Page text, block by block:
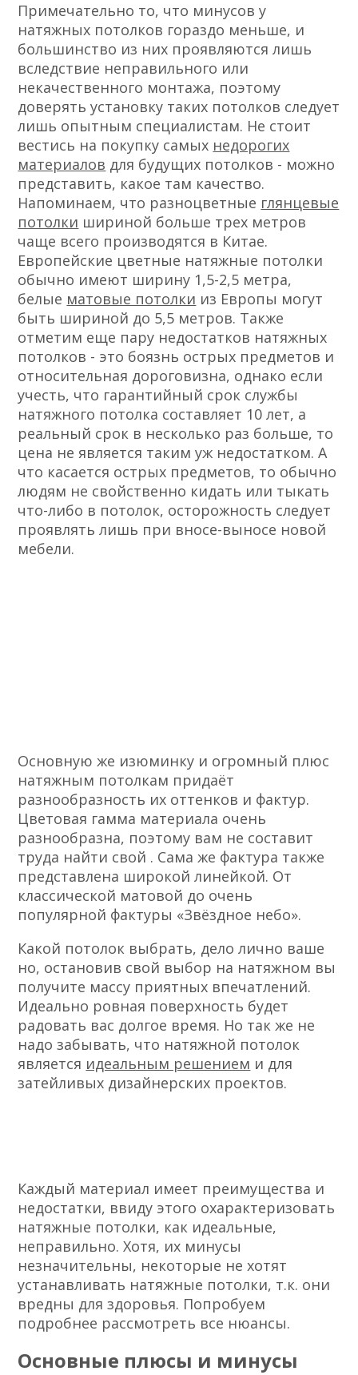
Примечательно то, что минусов у
натяжных потолков гораздо меньше, и
большинство из них проявляются лишь
вследствие неправильного или
некачественного монтажа, поэтому
доверять установку таких потолков следует
лишь опытным специалистам. Не стоит
вестись на покупку самых недорогих
материалов для будущих потолков - можно
представить, какое там качество.
Напоминаем, что разноцветные глянцевые
потолки шириной больше трех метров
чаще всего производятся в Китае.
Европейские цветные натяжные потолки
обычно имеют ширину 1,5-2,5 метра,
белые матовые потолки из Европы могут
быть шириной до 5,5 метров. Также
отметим еще пару недостатков натяжных
потолков - это боязнь острых предметов и
относительная дороговизна, однако если
учесть, что гарантийный срок службы
натяжного потолка составляет 10 лет, а
реальный срок в несколько раз больше, то
цена не является таким уж недостатком. А
что касается острых предметов, то обычно
людям не свойственно кидать или тыкать
что-либо в потолок, осторожность следует
проявлять лишь при вносе-выносе новой
мебели.
Основную же изюминку и огромный плюс
натяжным потолкам придаёт
разнообразность их оттенков и фактур.
Цветовая гамма материала очень
разнообразна, поэтому вам не составит
труда найти свой . Сама же фактура также
представлена широкой линейкой. От
классической матовой до очень
популярной фактуры «Звёздное небо».
Какой потолок выбрать, дело лично ваше
но, остановив свой выбор на натяжном вы
получите массу приятных впечатлений.
Идеально ровная поверхность будет
радовать вас долгое время. Но так же не
надо забывать, что натяжной потолок
является идеальным решением и для
затейливых дизайнерских проектов.
Каждый материал имеет преимущества и
недостатки, ввиду этого охарактеризовать
натяжные потолки, как идеальные,
неправильно. Хотя, их минусы
незначительны, некоторые не хотят
устанавливать натяжные потолки, т.к. они
вредны для здоровья. Попробуем
подробнее рассмотреть все нюансы.
Основные плюсы и минусы